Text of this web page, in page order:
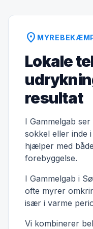
location_on
Lokale
resultat
I Gammelgab
sokkel eller inde
hjælper med
forebyggelse.
I Gammelgab i
ofte myrer
især i varme
Vi kombinerer